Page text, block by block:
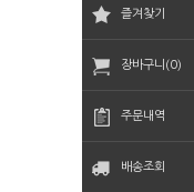
즐겨찾기
장바구니(0)
주문내역
배송조회